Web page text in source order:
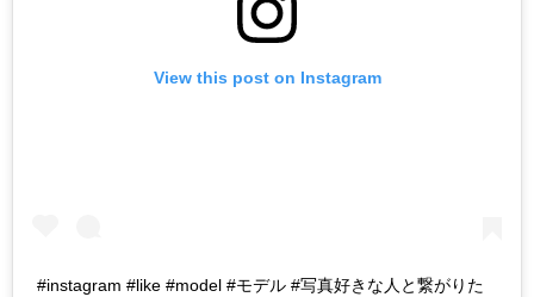
View this post on Instagram
#instagram #like #model #モデル #写真好きな人と繋がりた